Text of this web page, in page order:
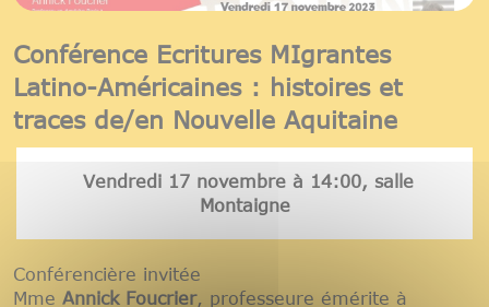
Conférence Ecritures MIgrantes
Latino-Américaines : histoires et
traces de/en Nouvelle Aquitaine
Vendredi 17 novembre à 14:00, salle
Montaigne
Conférencière invitée
Mme Annick Foucrier, professeure émérite à